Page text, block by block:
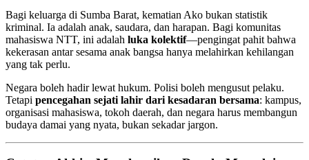
Bagi keluarga di Sumba Barat, kematian Ako bukan statistik
kriminal. Ia adalah anak, saudara, dan harapan. Bagi komunitas
mahasiswa NTT, ini adalah luka kolektif—pengingat pahit bahwa
kekerasan antar sesama anak bangsa hanya melahirkan kehilangan
yang tak perlu.
Negara boleh hadir lewat hukum. Polisi boleh mengusut pelaku.
Tetapi pencegahan sejati lahir dari kesadaran bersama: kampus,
organisasi mahasiswa, tokoh daerah, dan negara harus membangun
budaya damai yang nyata, bukan sekadar jargon.